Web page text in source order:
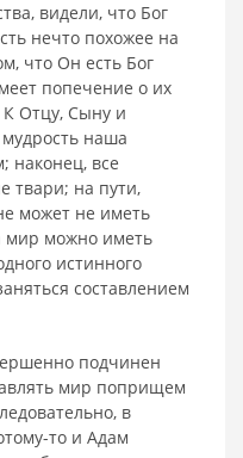
видели, что Бог
нечто похожее на
что Он есть Бог
попечение о их
К Отцу, Сыну и
наша
наконец, все
твари; на пути,
может не иметь
мир можно иметь
истинного
составлением
подчинен
мир поприщем
в
то и Адам